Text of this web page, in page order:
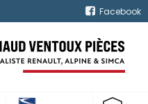
Facebook